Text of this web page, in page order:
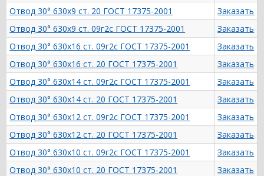
Отвод 30° 630х9 ст. 20 ГОСТ 17375-2001
Заказать
Отвод 30° 630х9 ст. 09г2с ГОСТ 17375-2001
Заказать
Отвод 30° 630х16 ст. 09г2с ГОСТ 17375-2001
Заказать
Отвод 30° 630х16 ст. 20 ГОСТ 17375-2001
Заказать
Отвод 30° 630х14 ст. 09г2с ГОСТ 17375-2001
Заказать
Отвод 30° 630х14 ст. 20 ГОСТ 17375-2001
Заказать
Отвод 30° 630х12 ст. 09г2с ГОСТ 17375-2001
Заказать
Отвод 30° 630х12 ст. 20 ГОСТ 17375-2001
Заказать
Отвод 30° 630х10 ст. 09г2с ГОСТ 17375-2001
Заказать
Отвод 30° 630х10 ст. 20 ГОСТ 17375-2001
Заказать